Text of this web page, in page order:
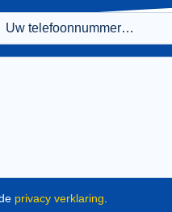
privacy verklaring